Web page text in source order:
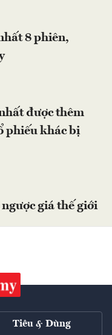
8 phiên,
được thêm
phiếu khác bị
giá thế giới
Tiêu & Dùng